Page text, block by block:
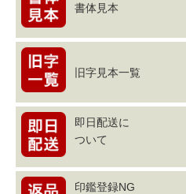
書体見本
旧字見本一覧
即日配送に
ついて
印鑑登録NG